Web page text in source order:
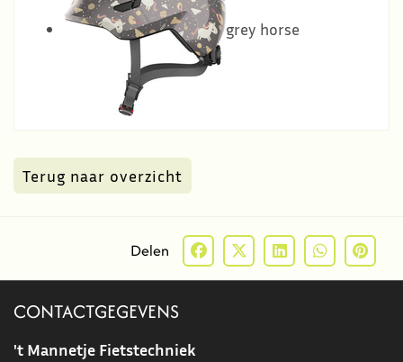
grey horse
Terug naar overzicht
Delen
CONTACTGEGEVENS
't Mannetje Fietstechniek